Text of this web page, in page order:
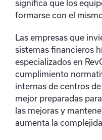
significa que los
formarse con el
Las empresas que
sistemas financieros
especializados en
cumplimiento
internas de centros
mejor preparadas
las mejoras y
aumenta la